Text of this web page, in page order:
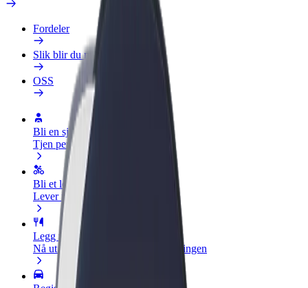
Fordeler
Slik blir du med
OSS
Bli en sjåfør
Tjen penger på egne vilkår
Bli et leveringsbud
Lever mat og få betalt ukentlig
Legg til en restaurant eller butikk
Nå ut til flere kunder og øk inntjeningen